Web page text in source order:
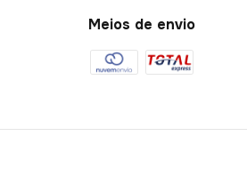
Meios de envio